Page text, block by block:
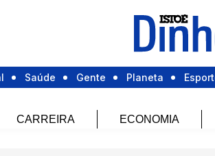
Saúde Gente Planeta
CARREIRA ECONOMIA